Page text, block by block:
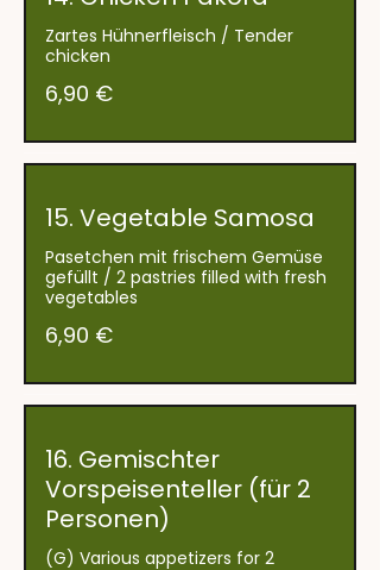
Zartes Hühnerfleisch / Tender
chicken
6,90 €
15. Vegetable Samosa
Pasetchen mit frischem Gemüse
gefüllt / 2 pastries filled with fresh
vegetables
6,90 €
16. Gemischter
Vorspeisenteller (für 2
Personen)
(G) Various appetizers for 2